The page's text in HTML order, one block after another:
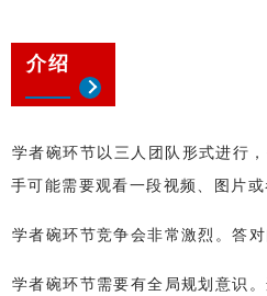
介绍
学者碗环节以三人团队形式进行
手可能需要观看一段视频、图片
学者碗环节竞争会非常激烈。答
学者碗环节需要有全局规划意识